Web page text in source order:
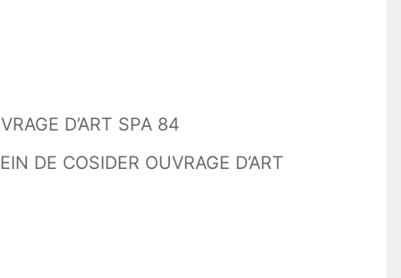
D’ART SPA 84
DE COSIDER OUVRAGE D’ART